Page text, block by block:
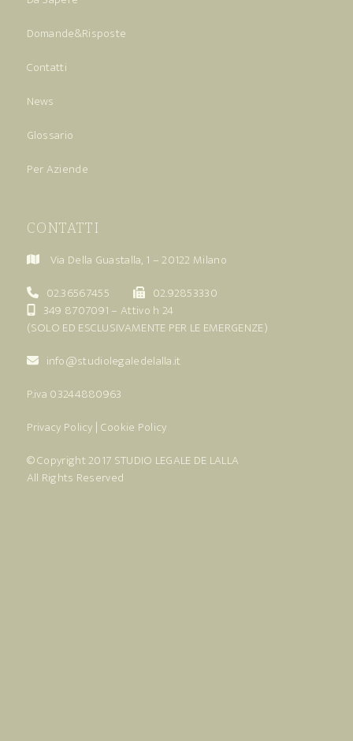
Domande&Risposte
Contatti
News
Glossario
Per Aziende
CONTATTI
Via Della Guastalla, 1 – 20122 Milano
02.36567455
02.92853330
349 8707091 – Attivo h 24
(SOLO ED ESCLUSIVAMENTE PER LE EMERGENZE)
info@studiolegaledelalla.it
P.iva 03244880963
Privacy Policy | Cookie Policy
© Copyright 2017 STUDIO LEGALE DE LALLA
All Rights Reserved